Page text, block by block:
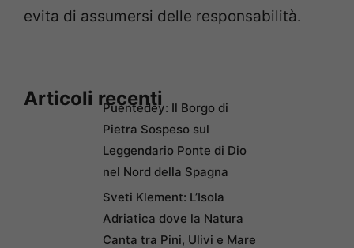
evita di assumersi delle responsabilità.
Articoli recentiPuentedey: Il Borgo di
Pietra Sospeso sul
Leggendario Ponte di Dio
nel Nord della Spagna
Sveti Klement: L’Isola
Adriatica dove la Natura
Canta tra Pini, Ulivi e Mare